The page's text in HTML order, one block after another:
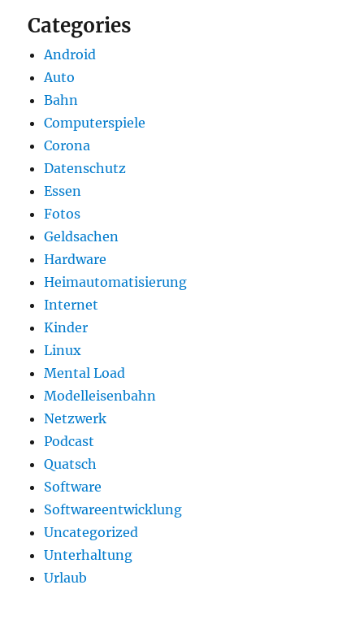
Categories
Android
Auto
Bahn
Computerspiele
Corona
Datenschutz
Essen
Fotos
Geldsachen
Hardware
Heimautomatisierung
Internet
Kinder
Linux
Mental Load
Modelleisenbahn
Netzwerk
Podcast
Quatsch
Software
Softwareentwicklung
Uncategorized
Unterhaltung
Urlaub